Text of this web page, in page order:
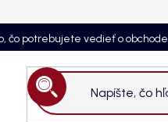
čo potrebujete vedieť o obchode
Hľadať